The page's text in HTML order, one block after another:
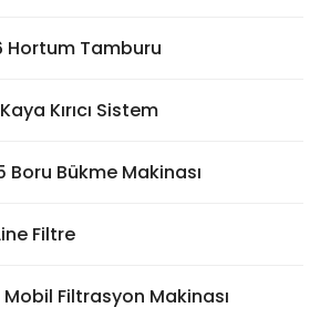
Hortum Tamburu
Kırıcı Sistem
Boru Bükme Makinası
Filtre
Mobil Filtrasyon Makinası